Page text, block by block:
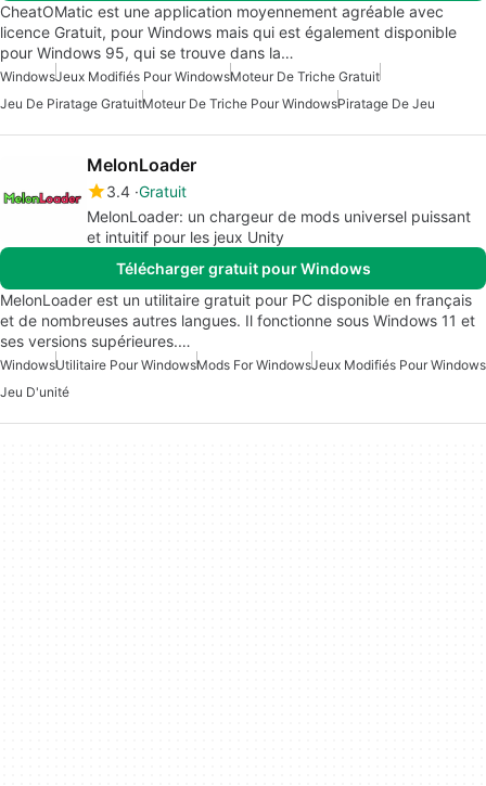
CheatOMatic est une application moyennement agréable avec
licence Gratuit, pour Windows mais qui est également disponible
pour Windows 95, qui se trouve dans la…
WindowsJeux Modifiés Pour WindowsMoteur De Triche Gratuit
Jeu De Piratage GratuitMoteur De Triche Pour WindowsPiratage De Jeu
MelonLoader
3.4 Gratuit
MelonLoader: un chargeur de mods universel puissant
et intuitif pour les jeux Unity
Télécharger gratuit pour Windows
MelonLoader est un utilitaire gratuit pour PC disponible en français
et de nombreuses autres langues. Il fonctionne sous Windows 11 et
ses versions supérieures.…
WindowsUtilitaire Pour WindowsMods For WindowsJeux Modifiés Pour Windows
Jeu D'unité